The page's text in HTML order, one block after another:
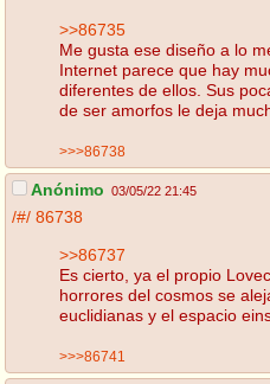
>>86735
Me gusta ese diseño a lo
Internet parece que hay
diferentes de ellos. Sus
de ser amorfos le deja
>>>86738
Anónimo 03/05/22 21:45
/#/ 86738
>>86737
Es cierto, ya el propio
horrores del cosmos se
euclidianas y el espacio
>>>86741